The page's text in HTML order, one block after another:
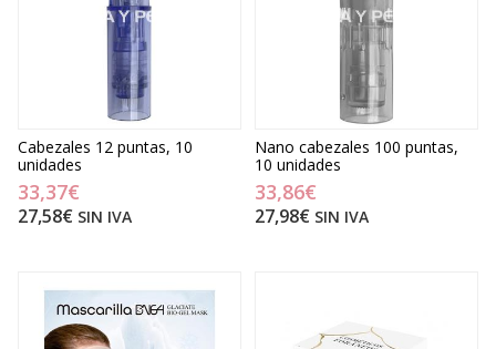
Cabezales 12 puntas, 10
unidades
33,37€
27,58€ SIN IVA
Nano cabezales 100 puntas,
10 unidades
33,86€
27,98€ SIN IVA